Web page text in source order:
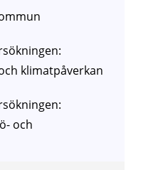
klimatpåverkan
och